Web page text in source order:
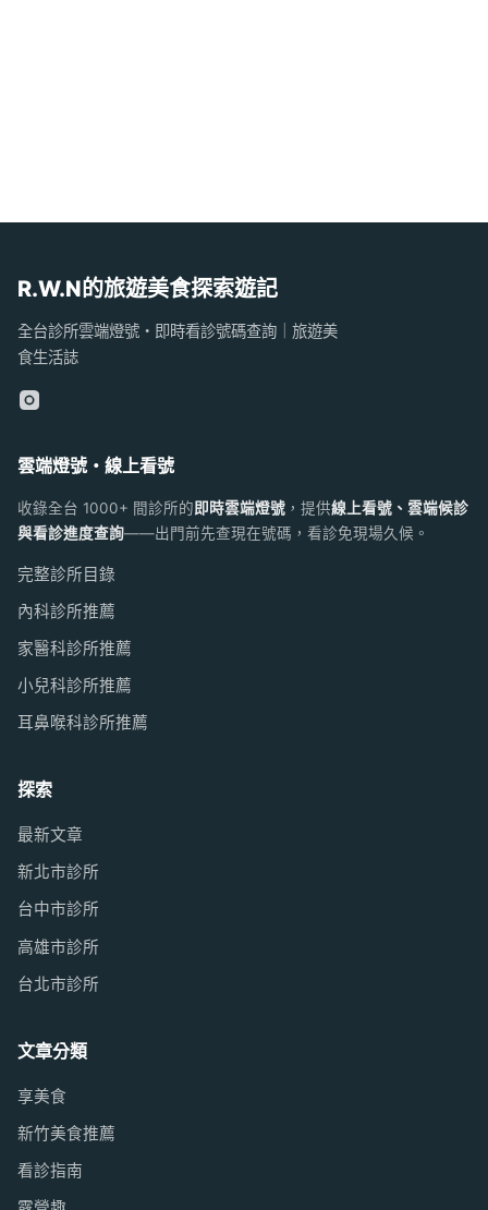
R.W.N的旅遊美食探索遊記
全台診所雲端燈號・即時看診號碼查詢｜旅遊美
食生活誌
雲端燈號・線上看號
收錄全台 1000+ 間診所的即時雲端燈號 ，提供線上看號、雲端候診
與看診進度查詢——出門前先查現在號碼，看診免現場久候。
完整診所目錄
內科診所推薦
家醫科診所推薦
小兒科診所推薦
耳鼻喉科診所推薦
探索
最新文章
新北市診所
台中市診所
高雄市診所
台北市診所
文章分類
享美食
新竹美食推薦
看診指南